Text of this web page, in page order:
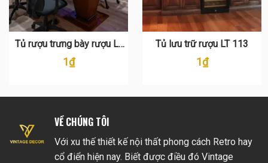
Tủ rượu trưng bày rượu LT
127
1₫
Tủ lưu trữ rượu LT 113
1₫
VỀ CHÚNG TÔI
Với xu thế thiết kế nội thất phong cách Retro hay
cổ điển hiện nay. Biết được điều đó Vintage